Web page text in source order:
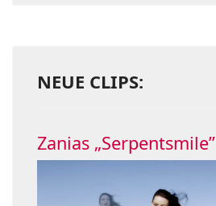
NEUE CLIPS:
Zanias „Serpentsmile”